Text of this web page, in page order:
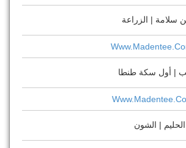
| الزراعة
| أول سكة طنطا
| الشون